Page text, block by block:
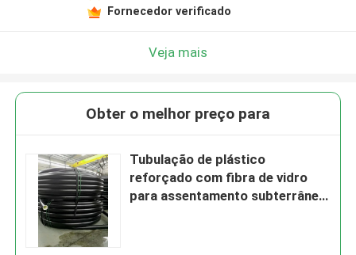
Fornecedor verificado
Veja mais
Obter o melhor preço para
Tubulação de plástico
reforçado com fibra de vidro
para assentamento subterrâneo,